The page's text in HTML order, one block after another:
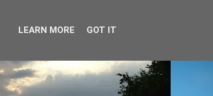
LEARN MORE GOT IT